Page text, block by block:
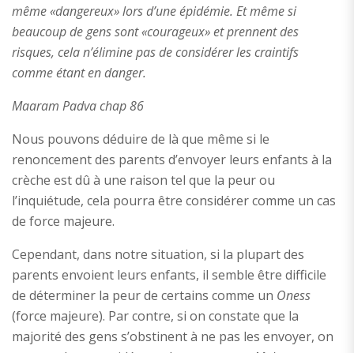
même «dangereux» lors d’une épidémie. Et même si
beaucoup de gens sont «courageux» et prennent des
risques, cela n’élimine pas de considérer les craintifs
comme étant en danger.
Maaram Padva chap 86
Nous pouvons déduire de là que même si le
renoncement des parents d’envoyer leurs enfants à la
crèche est dû à une raison tel que la peur ou
l’inquiétude, cela pourra être considérer comme un cas
de force majeure.
Cependant, dans notre situation, si la plupart des
parents envoient leurs enfants, il semble être difficile
de déterminer la peur de certains comme un Oness
(force majeure). Par contre, si on constate que la
majorité des gens s’obstinent à ne pas les envoyer, on